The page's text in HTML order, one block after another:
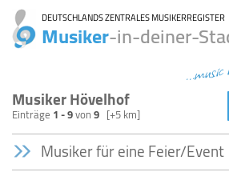
DEUTSCHLANDS ZENTRALES MUSIKERREGISTER
Musiker-in-deiner-
Musiker Hövelhof
Einträge 1 - 9von9 [+5 km]
Musiker für eine Feier/Event